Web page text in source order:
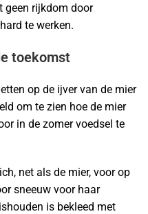
geen rijkdom door
te werken.
toekomst
op de ijver van de mier
om te zien hoe de mier
in de zomer voedsel te
net als de mier, voor op
sneeuw voor haar
is bekleed met